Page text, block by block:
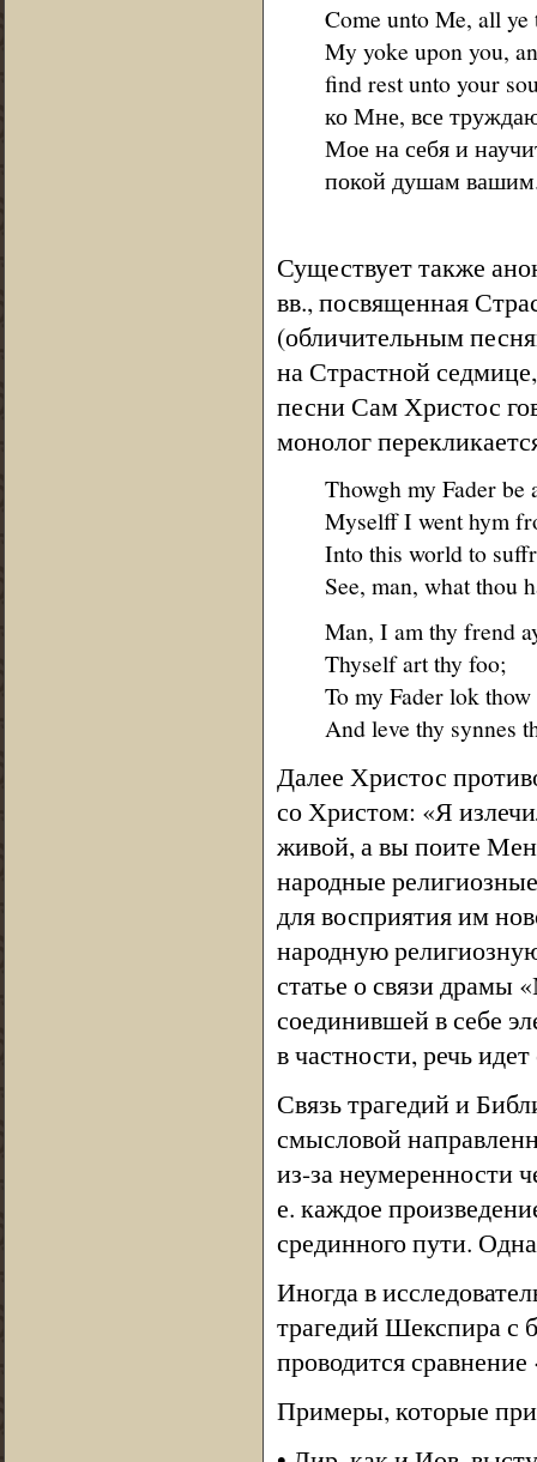
Come unto Me, all
My yoke upon you,
find rest unto your
ко Мне, все
Мое на себя и
покой душам
Существует также
вв., посвященная
(обличительным
на Страстной
песни Сам Христос
монолог
Thowgh my Fader be
Myselff I went hym
Into this world to
See, man, what thou
Man, I am thy frend
Thyself art thy foo;
To my Fader lok thow
And leve thy synnes
Далее Христос
со Христом: «Я
живой, а вы поите
народные
для восприятия им
народную
статье о связи драмы
соединившей в себе
в частности, речь
Связь трагедий и
смысловой
из-за неумеренности
е. каждое
срединного пути.
Иногда в
трагедий Шекспира с
проводится
Примеры, которые